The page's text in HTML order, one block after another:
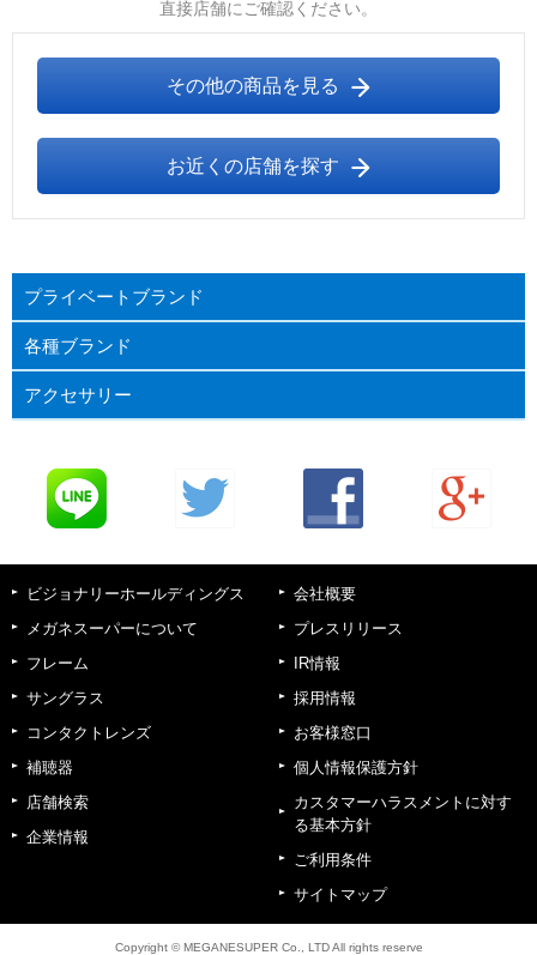
直接店舗にご確認ください。
その他の商品を見る
お近くの店舗を探す
プライベートブランド
各種ブランド
アクセサリー
ビジョナリーホールディングス
メガネスーパーについて
フレーム
サングラス
コンタクトレンズ
補聴器
店舗検索
企業情報
会社概要
プレスリリース
IR情報
採用情報
お客様窓口
個人情報保護方針
カスタマーハラスメントに対す
る基本方針
ご利用条件
サイトマップ
Copyright © MEGANESUPER Co., LTD All rights reserve